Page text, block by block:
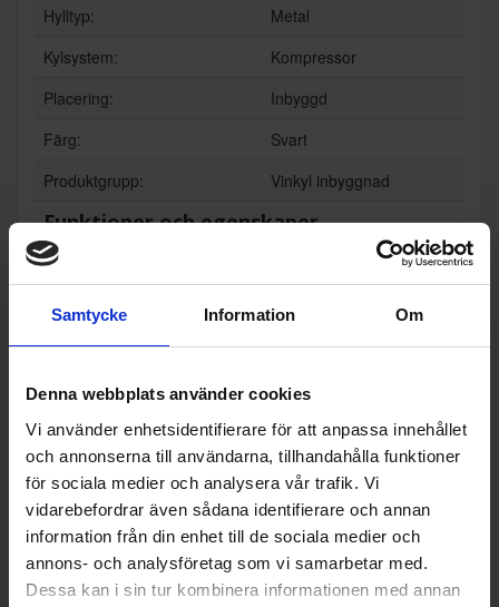
Samtycke Information Om
Denna webbplats använder cookies
Vi använder enhetsidentifierare för att anpassa innehållet
och annonserna till användarna, tillhandahålla funktioner
för sociala medier och analysera vår trafik. Vi
vidarebefordrar även sådana identifierare och annan
information från din enhet till de sociala medier och
annons- och analysföretag som vi samarbetar med.
Dessa kan i sin tur kombinera informationen med annan
Hylltyp:
Metal
Kylsystem:
Kompressor
Placering:
Inbyggd
Färg:
Svart
Produktgrupp:
Vinkyl inbyggnad
Funktioner och egenskaper
För integrering (Ja/Nej):
UV-skydd dörr (Ja/Nej):
Ja
Wi-Fi anslutning (Ja/Nej):
Nej
Teknisk data
Antal temperaturzoner (st):
1
Kapacitet (antal flaskor):
8
Årlig energiförbrukning (kWh/
år):
125